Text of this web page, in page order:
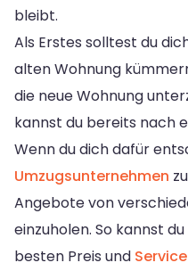
bleibt.
Als Erstes solltest du
alten Wohnung
die neue Wohnung
kannst du bereits nach
Wenn du dich dafür
Umzugsunternehmen
Angebote von
einzuholen. So kannst
besten Preis und Service